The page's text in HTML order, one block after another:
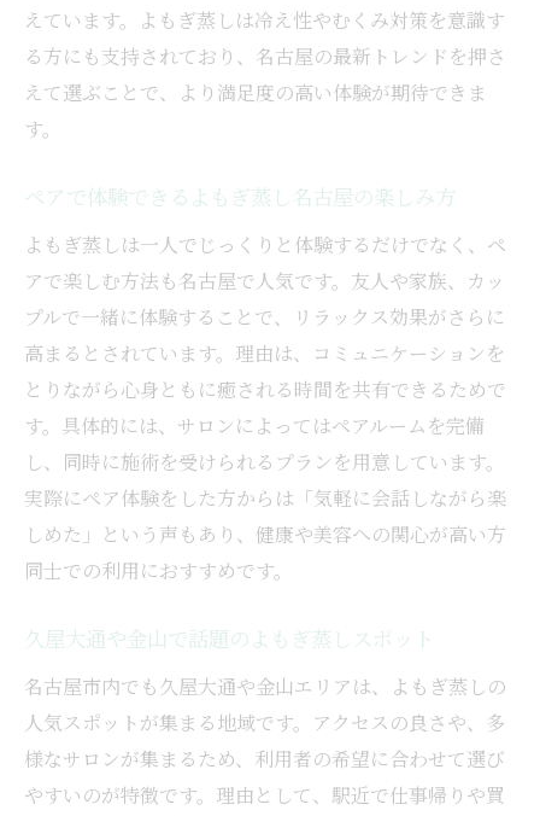
えています。よもぎ蒸しは冷え性やむくみ対策を意識す
る方にも支持されており、名古屋の最新トレンドを押さ
えて選ぶことで、より満足度の高い体験が期待できま
す。
ペアで体験できるよもぎ蒸し名古屋の楽しみ方
よもぎ蒸しは一人でじっくりと体験するだけでなく、ペ
アで楽しむ方法も名古屋で人気です。友人や家族、カッ
プルで一緒に体験することで、リラックス効果がさらに
高まるとされています。理由は、コミュニケーションを
とりながら心身ともに癒される時間を共有できるためで
す。具体的には、サロンによってはペアルームを完備
し、同時に施術を受けられるプランを用意しています。
実際にペア体験をした方からは「気軽に会話しながら楽
しめた」という声もあり、健康や美容への関心が高い方
同士での利用におすすめです。
久屋大通や金山で話題のよもぎ蒸しスポット
名古屋市内でも久屋大通や金山エリアは、よもぎ蒸しの
人気スポットが集まる地域です。アクセスの良さや、多
様なサロンが集まるため、利用者の希望に合わせて選び
やすいのが特徴です。理由として、駅近で仕事帰りや買